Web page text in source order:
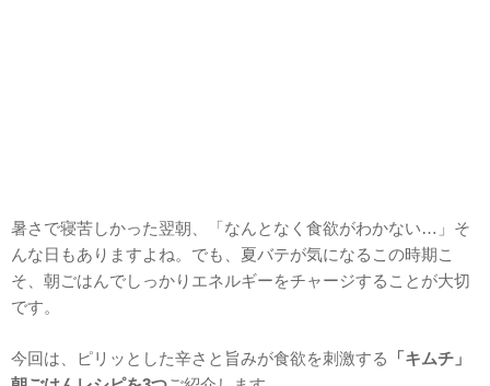
暑さで寝苦しかった翌朝、「なんとなく食欲がわかない…」そ
んな日もありますよね。でも、夏バテが気になるこの時期こ
そ、朝ごはんでしっかりエネルギーをチャージすることが大切
です。
今回は、ピリッとした辛さと旨みが食欲を刺激する
「キムチ」